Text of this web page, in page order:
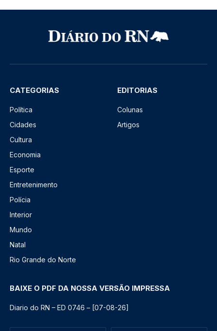
CATEGORIAS
Política
Cidades
Cultura
Economia
Esporte
Entretenimento
Polícia
Interior
Mundo
Natal
Rio Grande do Norte
EDITORIAS
Colunas
Artigos
BAIXE O PDF DA NOSSA VERSÃO IMPRESSA
Diario do RN – ED 0746 – [07-08-26]